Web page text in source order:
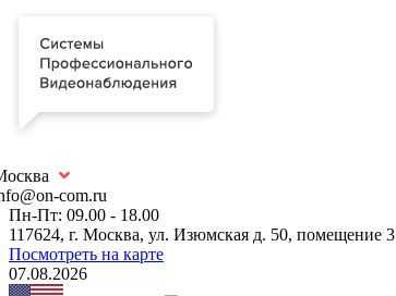
com.ru
Пн-Пт: 09.00 - 18.00
117624, г. Москва, ул. Изюмская д. 50, помещение 3
Посмотреть на карте
07.08.2026